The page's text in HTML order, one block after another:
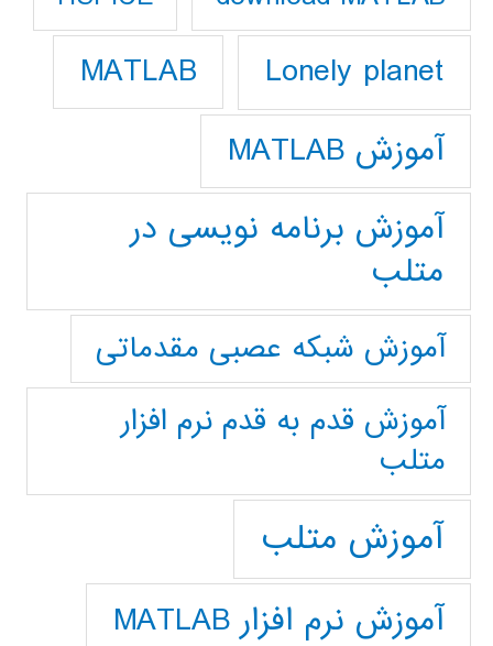
Lonely planet
MATLAB
آموزش MATLAB
آموزش برنامه نویسی در
متلب
آموزش شبکه عصبی مقدماتی
آموزش قدم به قدم نرم افزار
متلب
آموزش متلب
آموزش نرم افزار MATLAB